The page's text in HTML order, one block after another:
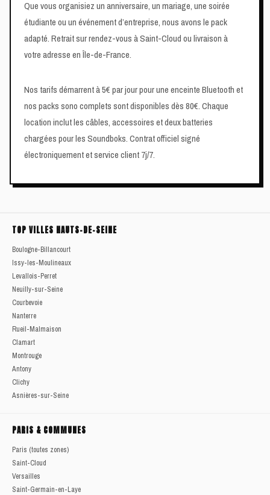
Que vous organisiez un anniversaire, un mariage, une soirée
étudiante ou un événement d’entreprise, nous avons le pack
adapté. Retrait sur rendez-vous à Saint-Cloud ou livraison à
votre adresse en Île-de-France.
Nos tarifs démarrent à 5€ par jour pour une enceinte Bluetooth et
nos packs sono complets sont disponibles dès 80€. Chaque
location inclut les câbles, accessoires et deux batteries
chargées pour les Soundboks. Contrat officiel signé
électroniquement et service client 7j/7.
TOP VILLES HAUTS-DE-SEINE
Boulogne-Billancourt
Issy-les-Moulineaux
Levallois-Perret
Neuilly-sur-Seine
Courbevoie
Nanterre
Rueil-Malmaison
Clamart
Montrouge
Antony
Clichy
Asnières-sur-Seine
PARIS & COMMUNES
Paris (toutes zones)
Saint-Cloud
Versailles
Saint-Germain-en-Laye